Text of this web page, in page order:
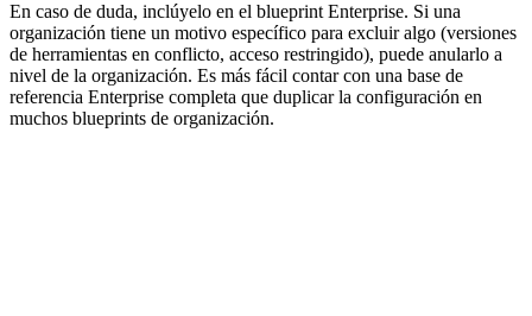
En caso de duda, inclúyelo en el blueprint Enterprise. Si una
organización tiene un motivo específico para excluir algo (versiones
de herramientas en conflicto, acceso restringido), puede anularlo a
nivel de la organización. Es más fácil contar con una base de
referencia Enterprise completa que duplicar la configuración en
muchos blueprints de organización.